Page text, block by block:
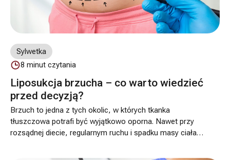
Sylwetka
8 minut czytania
Liposukcja brzucha – co warto wiedzieć
przed decyzją?
Brzuch to jedna z tych okolic, w których tkanka
tłuszczowa potrafi być wyjątkowo oporna. Nawet przy
rozsądnej diecie, regularnym ruchu i spadku masy ciała